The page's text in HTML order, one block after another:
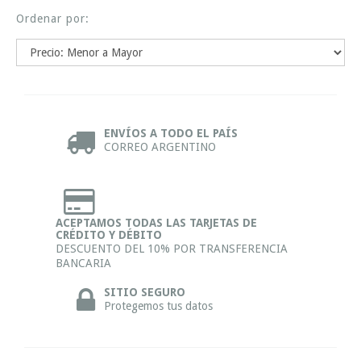
Ordenar por:
ENVÍOS A TODO EL PAÍS
CORREO ARGENTINO
ACEPTAMOS TODAS LAS TARJETAS DE
CRÉDITO Y DÉBITO
DESCUENTO DEL 10% POR TRANSFERENCIA
BANCARIA
SITIO SEGURO
Protegemos tus datos